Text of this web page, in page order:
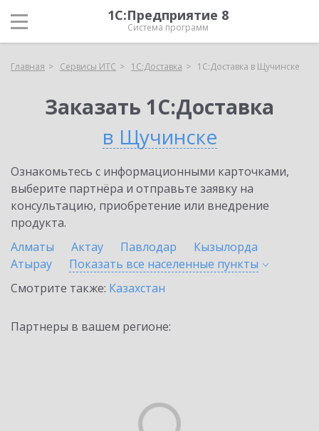
1С:Предприятие 8
Система программ
Главная Сервисы ИТС 1С:Доставка 1С:Доставка в Щучинске
Заказать 1С:Доставка
в Щучинске
Ознакомьтесь с информационными карточками,
выберите партнёра и отправьте заявку на
консультацию, приобретение или внедрение
продукта.
Алматы
Актау Павлодар
Кызылорда
Атырау
Показать все населенные пункты
Смотрите также: Казахстан
Партнеры в вашем регионе: